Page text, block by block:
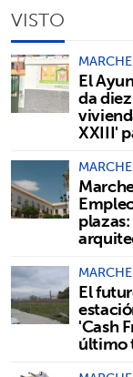
VISTO
El
da
XXIII'
El
'Cash
último